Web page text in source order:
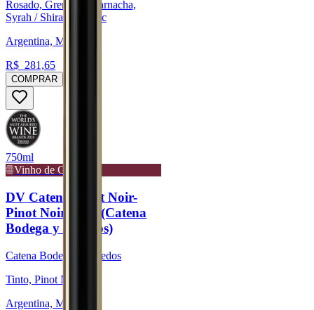
Rosado, Grenache/Garnacha,
Syrah / Shiraz, Malbec
Argentina, Mendoza
R$ 281,65
COMPRAR
750ml
Vinho de Guarda
DV Catena Pinot Noir-
Pinot Noir 2022 (Catena
Bodega y Viñedos)
Catena Bodega y Viñedos
Tinto, Pinot Noir
Argentina, Mendoza